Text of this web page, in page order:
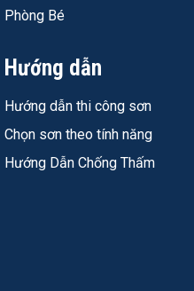
Phòng Bé
Hướng dẫn
Hướng dẫn thi công sơn
Chọn sơn theo tính năng
Hướng Dẫn Chống Thấm